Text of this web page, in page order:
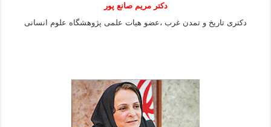
دکتر مریم صانع پور
دکتری تاریخ و تمدن غرب ،عضو هیات علمی پژوهشگاه علوم انسانی